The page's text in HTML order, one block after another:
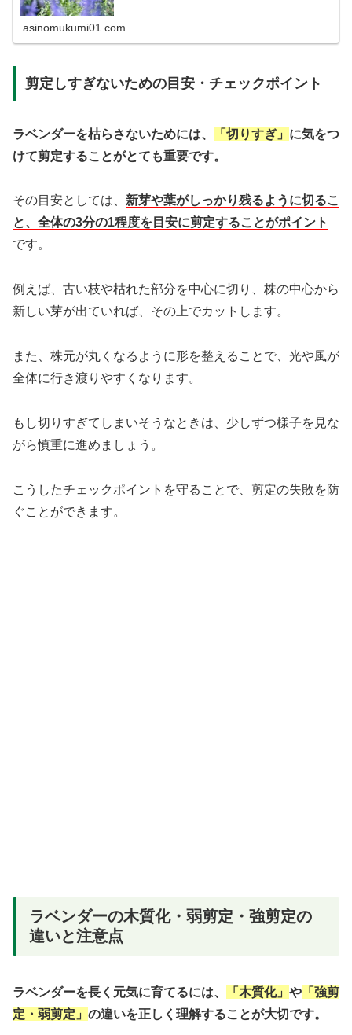
asinomukumi01.com
剪定しすぎないための目安・チェックポイント
ラベンダーを枯らさないためには、 「切りすぎ」 に気をつ
けて剪定することがとても重要です。
その目安としては、 新芽や葉がしっかり残るように切るこ
と、全体の3分の1程度を目安に剪定することがポイント
です。
例えば、古い枝や枯れた部分を中心に切り、株の中心から
新しい芽が出ていれば、その上でカットします。
また、株元が丸くなるように形を整えることで、光や風が
全体に行き渡りやすくなります。
もし切りすぎてしまいそうなときは、少しずつ様子を見な
がら慎重に進めましょう。
こうしたチェックポイントを守ることで、剪定の失敗を防
ぐことができます。
ラベンダーの木質化・弱剪定・強剪定の
違いと注意点
ラベンダーを長く元気に育てるには、 「木質化」 や 「強剪
定・弱剪定」 の違いを正しく理解することが大切です。